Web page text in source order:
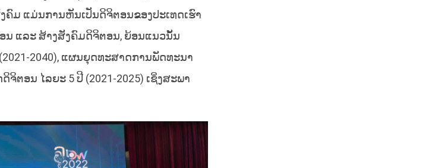
ຄົມ ແມ່ນການຫັນເປັນດິຈິຕອນຂອງປະເທດເຮົາ
ແລະ ສ້າງສັງຄົມດິຈິຕອນ, ຍ້ອນແນວນັ້ນ
2040), ແຜນຍຸດທະສາດການພັດທະນາ
ຕອນ ໄລຍະ 5 ປີ (2021-2025) ເຊິ່ງສະພາ